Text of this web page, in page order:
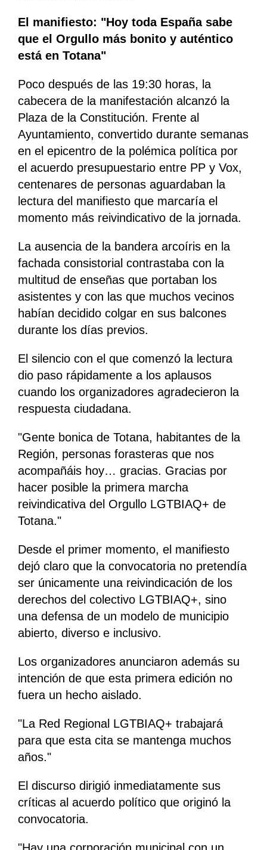
El manifiesto: "Hoy toda España sabe
que el Orgullo más bonito y auténtico
está en Totana"
Poco después de las 19:30 horas, la
cabecera de la manifestación alcanzó la
Plaza de la Constitución. Frente al
Ayuntamiento, convertido durante semanas
en el epicentro de la polémica política por
el acuerdo presupuestario entre PP y Vox,
centenares de personas aguardaban la
lectura del manifiesto que marcaría el
momento más reivindicativo de la jornada.
La ausencia de la bandera arcoíris en la
fachada consistorial contrastaba con la
multitud de enseñas que portaban los
asistentes y con las que muchos vecinos
habían decidido colgar en sus balcones
durante los días previos.
El silencio con el que comenzó la lectura
dio paso rápidamente a los aplausos
cuando los organizadores agradecieron la
respuesta ciudadana.
"Gente bonica de Totana, habitantes de la
Región, personas forasteras que nos
acompañáis hoy… gracias. Gracias por
hacer posible la primera marcha
reivindicativa del Orgullo LGTBIAQ+ de
Totana."
Desde el primer momento, el manifiesto
dejó claro que la convocatoria no pretendía
ser únicamente una reivindicación de los
derechos del colectivo LGTBIAQ+, sino
una defensa de un modelo de municipio
abierto, diverso e inclusivo.
Los organizadores anunciaron además su
intención de que esta primera edición no
fuera un hecho aislado.
"La Red Regional LGTBIAQ+ trabajará
para que esta cita se mantenga muchos
años."
El discurso dirigió inmediatamente sus
críticas al acuerdo político que originó la
convocatoria.